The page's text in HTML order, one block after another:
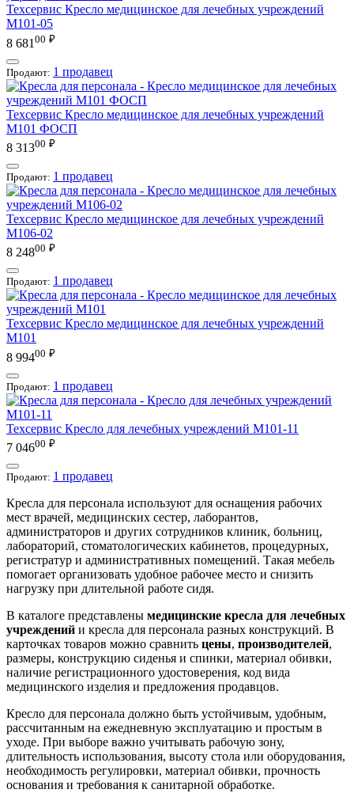
Техсервис Кресло медицинское для лечебных учреждений
М101-05
8 681 00 ₽
Продают: 1 продавец
Техсервис Кресло медицинское для лечебных учреждений
М101 ФОСП
8 31300 ₽
Продают: 1 продавец
Техсервис Кресло медицинское для лечебных учреждений
М106-02
8 24800 ₽
Продают: 1 продавец
Техсервис Кресло медицинское для лечебных учреждений
М101
8 99400 ₽
Продают: 1 продавец
Техсервис Кресло для лечебных учреждений М101-11
7 04600 ₽
Продают: 1 продавец
Кресла для персонала используют для оснащения рабочих
мест врачей, медицинских сестер, лаборантов,
администраторов и других сотрудников клиник, больниц,
лабораторий, стоматологических кабинетов, процедурных,
регистратур и административных помещений. Такая мебель
помогает организовать удобное рабочее место и снизить
нагрузку при длительной работе сидя.
В каталоге представлены медицинские кресла для лечебных
учреждений и кресла для персонала разных конструкций. В
карточках товаров можно сравнить цены, производителей,
размеры, конструкцию сиденья и спинки, материал обивки,
наличие регистрационного удостоверения, код вида
медицинского изделия и предложения продавцов.
Кресло для персонала должно быть устойчивым, удобным,
рассчитанным на ежедневную эксплуатацию и простым в
уходе. При выборе важно учитывать рабочую зону,
длительность использования, высоту стола или оборудования,
необходимость регулировки, материал обивки, прочность
основания и требования к санитарной обработке.